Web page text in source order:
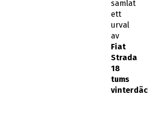
ett
urval
av
Fiat
Strada
18
tums
vinterdäck